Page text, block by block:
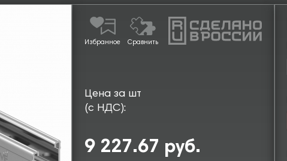
Избранное Сравнить
Цена за шт
(с НДС):
9 227.67 руб.